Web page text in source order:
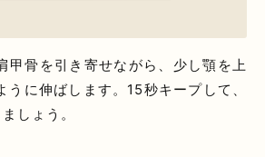
甲骨を引き寄せながら、少し顎を上
うに伸ばします。15秒キープして、
しょう。